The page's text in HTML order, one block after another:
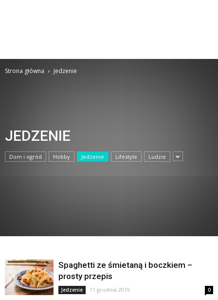
Strona główna Jedzenie
JEDZENIE
Dom i ogród Hobby Jedzenie Lifestyle Ludzie
Spaghetti ze śmietaną i boczkiem –
prosty przepis
Jedzenie 11 grudnia 2019 0